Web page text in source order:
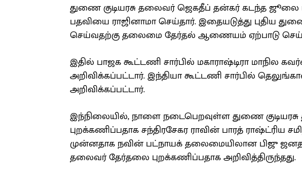
துணை குடியரசு தலைவர் ஜெகதீப் தன்கர் கடந்த ஜூலை
பதவியை ராஜினாமா செய்தார். இதையடுத்து புதிய
செய்வதற்கு தலைமை தேர்தல் ஆணையம் ஏற்பாடு
இதில் பாஜக கூட்டணி சார்பில் மகாராஷ்டிரா மாநில
அறிவிக்கப்பட்டார். இந்தியா கூட்டணி சார்பில்
அறிவிக்கப்பட்டார்.
இந்நிலையில், நாளை நடைபெறவுள்ள துணை
புறக்கணிப்பதாக சந்திரசேகர ராவின் பாரத் ராஷ்ட்ரிய
முன்னதாக நவின் பட்நாயக் தலைமையிலான பிஜு ஜனதா
தலைவர் தேர்தலை புறக்கணிப்பதாக அறிவித்திருந்தது.